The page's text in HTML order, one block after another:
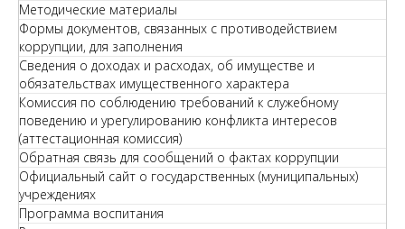
Методические материалы
Формы документов, связанных с противодействием
коррупции, для заполнения
Сведения о доходах и расходах, об имуществе и
обязательствах имущественного характера
Комиссия по соблюдению требований к служебному
поведению и урегулированию конфликта интересов
(аттестационная комиссия)
Обратная связь для сообщений о фактах коррупции
Официальный сайт о государственных (муниципальных)
учреждениях
Программа воспитания